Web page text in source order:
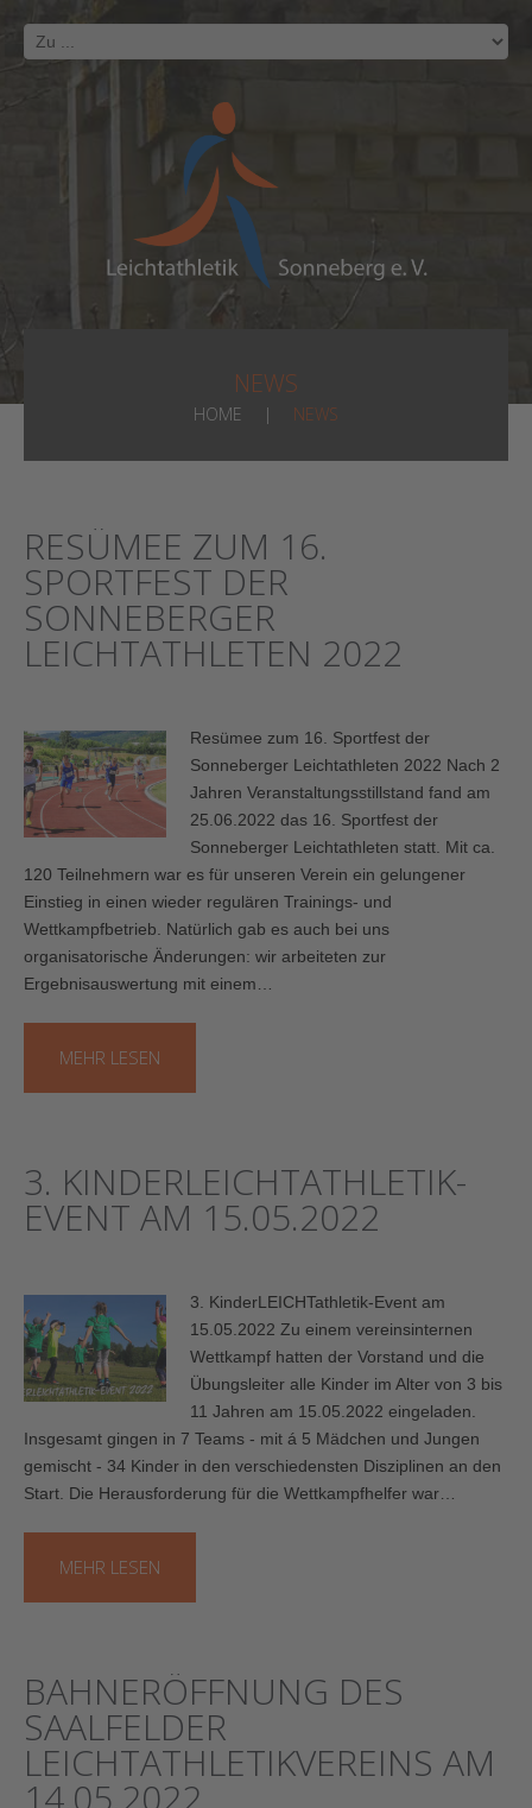
NEWS
HOME NEWS
RESÜMEE ZUM 16.
SPORTFEST DER
SONNEBERGER
LEICHTATHLETEN 2022
Resümee zum 16. Sportfest der
Sonneberger Leichtathleten 2022 Nach 2
Jahren Veranstaltungsstillstand fand am
25.06.2022 das 16. Sportfest der
Sonneberger Leichtathleten statt. Mit ca.
120 Teilnehmern war es für unseren Verein ein gelungener
Einstieg in einen wieder regulären Trainings- und
Wettkampfbetrieb. Natürlich gab es auch bei uns
organisatorische Änderungen: wir arbeiteten zur
Ergebnisauswertung mit einem…
MEHR LESEN
3. KINDERLEICHTATHLETIK-
EVENT AM 15.05.2022
3. KinderLEICHTathletik-Event am
15.05.2022 Zu einem vereinsinternen
Wettkampf hatten der Vorstand und die
Übungsleiter alle Kinder im Alter von 3 bis
11 Jahren am 15.05.2022 eingeladen.
Insgesamt gingen in 7 Teams - mit á 5 Mädchen und Jungen
gemischt - 34 Kinder in den verschiedensten Disziplinen an den
Start. Die Herausforderung für die Wettkampfhelfer war…
MEHR LESEN
BAHNERÖFFNUNG DES
SAALFELDER
LEICHTATHLETIKVEREINS AM
14.05.2022